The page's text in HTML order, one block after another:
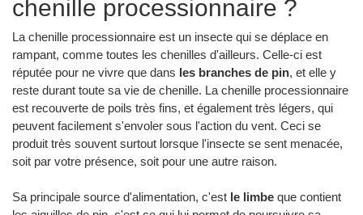
chenille processionnaire ?
La chenille processionnaire est un insecte qui se déplace en
rampant, comme toutes les chenilles d'ailleurs. Celle-ci est
réputée pour ne vivre que dans les branches de pin, et elle y
reste durant toute sa vie de chenille. La chenille processionnaire
est recouverte de poils très fins, et également très légers, qui
peuvent facilement s'envoler sous l'action du vent. Ceci se
produit très souvent surtout lorsque l'insecte se sent menacée,
soit par votre présence, soit pour une autre raison.
Sa principale source d'alimentation, c'est le limbe que contient